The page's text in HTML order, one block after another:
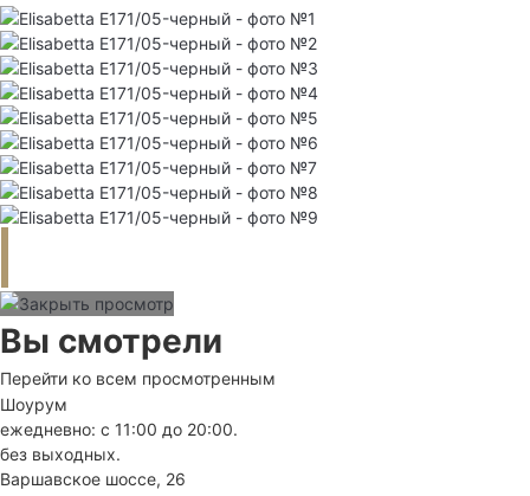
Вы смотрели
Перейти ко всем просмотренным
Шоурум
ежедневно: с 11:00 до 20:00.
без выходных.
Варшавское шоссе, 26